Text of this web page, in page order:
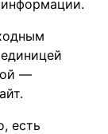
—
есть